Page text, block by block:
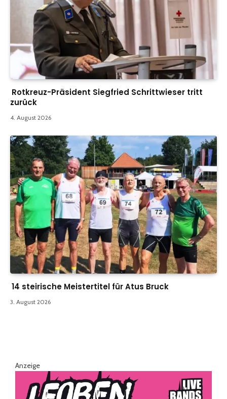
Rotkreuz-Präsident Siegfried Schrittwieser tritt
zurück
4. August 2026
14 steirische Meistertitel für Atus Bruck
3. August 2026
Anzeige